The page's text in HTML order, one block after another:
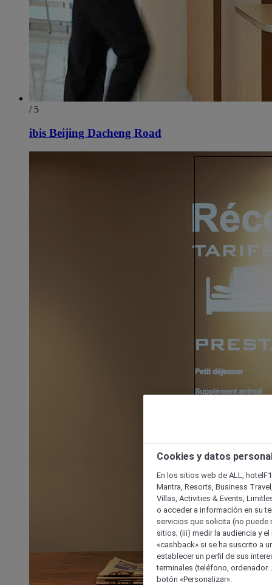
/ 5
ibis Beijing Dacheng Road
Cookies y datos
En los sitios web de ALL,
Mantra, Resorts, Business
Villas, Activities & Events,
o acceder a información en su
servicios que solicita (no puede
sitios; (iii) medir la audiencia y
«cashback» si se ha suscrito a
establecer un perfil de sus
terminales (teléfono,
botón «Personalizar».